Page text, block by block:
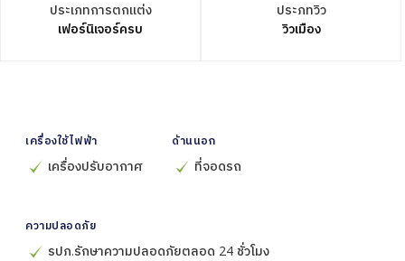
ประเภทการตกแต่ง
เฟอร์นิเจอร์ครบ
ประภทวิว
วิวเมือง
เครื่องใช้ไฟฟ้า
เครื่องปรับอากาศ
ด้านนอก
ที่จอดรถ
ความปลอดภัย
รปภ.รักษาความปลอดภัยตลอด 24 ชั่วโมง